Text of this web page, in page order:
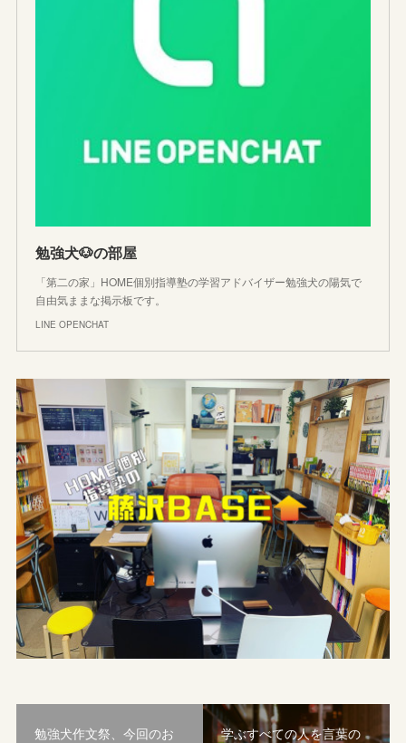
勉強犬🐶の部屋
「第二の家」HOME個別指導塾の学習アドバイザー勉強犬の陽気で
自由気ままな掲示板です。
LINE OPENCHAT
勉強犬作文祭、今回のお
学ぶすべての人を言葉の